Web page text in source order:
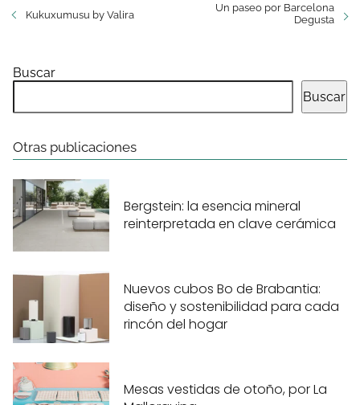
Kukuxumusu by Valira
Un paseo por Barcelona
Degusta
Buscar
Buscar
Otras publicaciones
Bergstein: la esencia mineral
reinterpretada en clave cerámica
Nuevos cubos Bo de Brabantia:
diseño y sostenibilidad para cada
rincón del hogar
Mesas vestidas de otoño, por La